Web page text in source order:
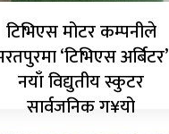
टिभिएस मोटर कम्पनीले
‘टिभिएस अर्बिटर’
नयाँ विद्युतीय स्कुटर
सार्वजनिक ग¥यो